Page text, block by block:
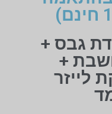
גבס +
+
לייזר